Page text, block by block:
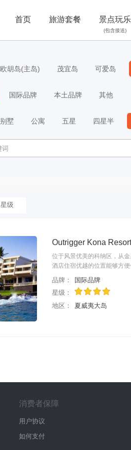
首页 旅游套餐 景点玩乐
(包含接送)
欧胡岛(主岛) 茂宜岛 可爱岛
国际品牌 本土品牌 其他
别墅 公寓 五星 四星半
星级
Outrigger Kona
位于风景优美的科纳区，从
酒店住宿优越的位置能够方
品牌：
国际品牌
星级：
地区：
夏威夷大岛
消费者保障
用户协议
如何支付